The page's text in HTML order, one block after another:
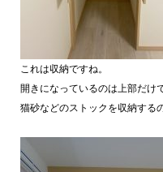
これは収納ですね。
開きになっているのは上部だけ
猫砂などのストックを収納する